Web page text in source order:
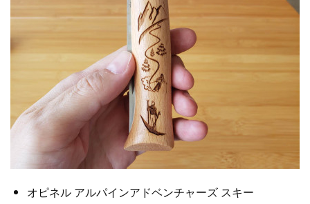
オピネル アルパインアドベンチャーズ スキー